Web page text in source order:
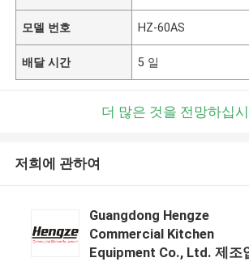
모델 번호 HZ-60AS
배달 시간 5 일
더 많은 것을 전망하십
저희에 관하여
Guangdong Hengze
Commercial Kitchen
Equipment Co., Ltd. 제조